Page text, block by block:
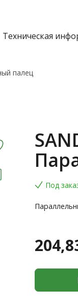
Техническая
палец
Под